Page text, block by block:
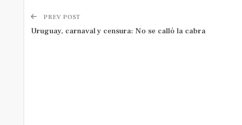
PREV POST
Uruguay, carnaval y censura: No se calló la cabra